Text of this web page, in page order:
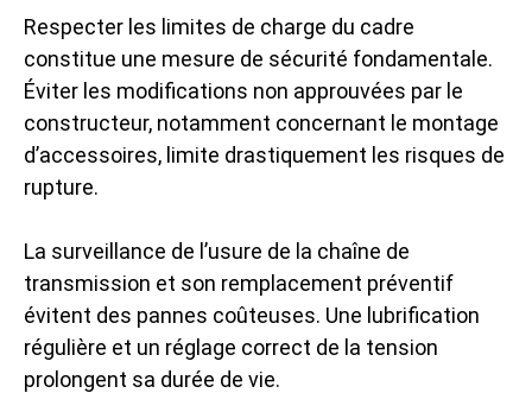
Respecter les limites de charge du cadre
constitue une mesure de sécurité fondamentale.
Éviter les modifications non approuvées par le
constructeur, notamment concernant le montage
d’accessoires, limite drastiquement les risques de
rupture.
La surveillance de l’usure de la chaîne de
transmission et son remplacement préventif
évitent des pannes coûteuses. Une lubrification
régulière et un réglage correct de la tension
prolongent sa durée de vie.